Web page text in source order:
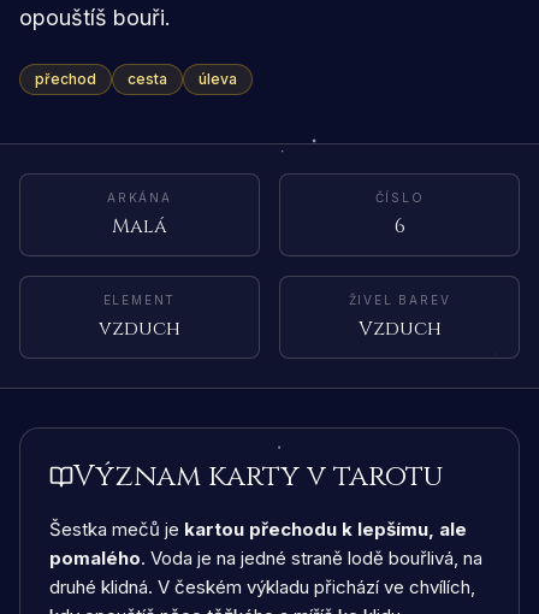
opouštíš bouři.
přechod cesta úleva
ARKÁNA
Malá
ČÍSLO
6
ELEMENT
vzduch
ŽIVEL BAREV
Vzduch
Význam karty v tarotu
Šestka mečů je kartou přechodu k lepšímu, ale
pomalého. Voda je na jedné straně lodě bouřlivá, na
druhé klidná. V českém výkladu přichází ve chvílích,